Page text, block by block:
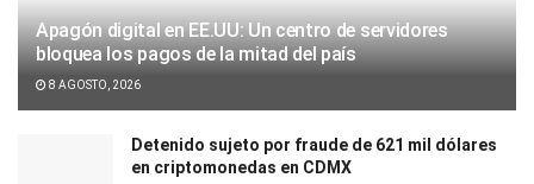
Apagón digital en EE.UU: Un centro de servidores
bloquea los pagos de la mitad del país
8 AGOSTO, 2026
Detenido sujeto por fraude de 621 mil dólares
en criptomonedas en CDMX